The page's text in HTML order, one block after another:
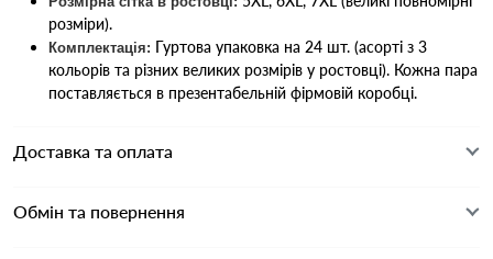
розміри).
Комплектація: Гуртова упаковка на 24 шт. (асорті з 3
кольорів та різних великих розмірів у ростовці). Кожна пара
поставляється в презентабельній фірмовій коробці.
Доставка та оплата
Обмін та повернення